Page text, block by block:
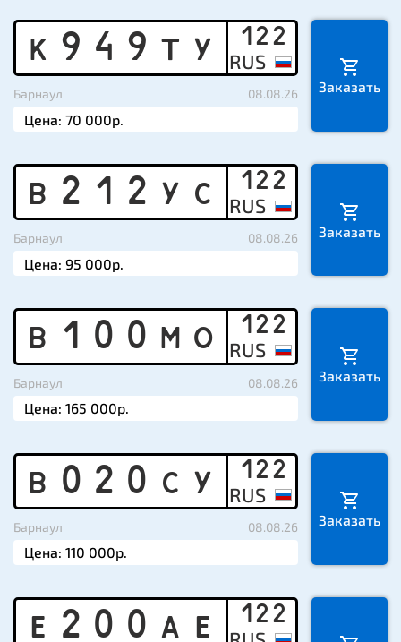
K 9 4 9 T Y 122
Барнаул 08.08.26 Заказать
B 2 1 2 Y C 122
Барнаул 08.08.26 Заказать
B 1 0 0 M O 122
Барнаул 08.08.26 Заказать
B 0 2 0 C Y 122
Барнаул 08.08.26 Заказать
E 2 0 0 A E 122